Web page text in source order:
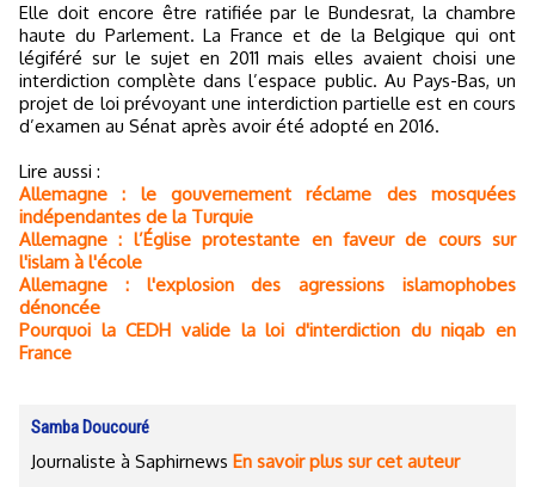
Elle doit encore être ratifiée par le Bundesrat, la chambre
haute du Parlement. La France et de la Belgique qui ont
légiféré sur le sujet en 2011 mais elles avaient choisi une
interdiction complète dans l’espace public. Au Pays-Bas, un
projet de loi prévoyant une interdiction partielle est en cours
d’examen au Sénat après avoir été adopté en 2016.
Lire aussi :
Allemagne : le gouvernement réclame des mosquées
indépendantes de la Turquie
Allemagne : l’Église protestante en faveur de cours sur
l'islam à l'école
Allemagne : l'explosion des agressions islamophobes
dénoncée
Pourquoi la CEDH valide la loi d'interdiction du niqab en
France
Samba Doucouré
Journaliste à Saphirnews En savoir plus sur cet auteur